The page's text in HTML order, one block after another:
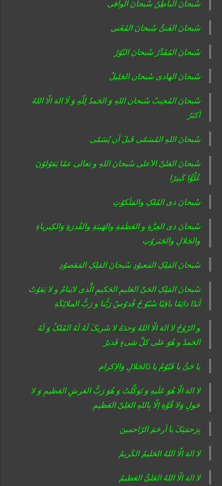
سُبحانَ الباطِنُ سُبحانَ الوافی
سُبحانَ الغَنیُّ سُبحانَ المُغَنی
سُبحانَ المُقَدِّرُ سُبحانَ النّوُرُ
سُبحانَ الهادی سُبحان الجَلیلُ
سُبحانَ المُجیبُ سُبحان اللهِ وَ الحَمدُ لِلّهِ وَ لَا الهَ الّا اللهُ
اَکبَرُ
سُبحانَ اللهِ المُسَمّی قَبلَ اَن یُسَمّی
سُبحانَ العَلیِّ الاَعلی سُبحانَ اللهِ و تعالی عمّا یَقوُلوُنَ
عُلُوًّا کَبیرًا
سُبحانَ ذی المُلکِ والمَلَکوُتِ
سُبحانَ ذی العِزَّةِ و العَظَمَةِ والهَیبَةِ والقُدرَةِ وَالکِبریاءِ
والجَلالِ والجَبَروُتِ
سُبحانَ المَلِکِ المَعبوُدِ سُبحانَ المَلِکِ المَقصوُدِ
سُبحانَ المَلِکِ الحَیِّ العَلیمِ الحَکیمِ الَّذی لایَنامُ و لا یَفوُتُ
اَبَدًا دائِمًا باقِیًا سُبّوُ حٌ قُدوُسٌ رَبُّنا و رَبُّ الملائِکَةِ
و الرّوُحُ لا الهَ الّا اللهُ وَحدَهُ لا شَریکَ لَهُ لَهُ المُلکُ وَ لَهُ
الحَمدُ و هُوَ علی کلِّ شیءٍ قَدیرٌ
یا حَیُّ یا قَیّوُمُ یا ذَالجَلالِ وَالاِکرام
لا الهَ الّا هُوَ عَلَیهِ وَ تَوَکَّلتُ وَ هُوَ رَبُّ العَرشِ العَظیمِ وَ لا
حَولِ وَلا قُوَّةِ اِلّا بِاللهِ العَلِیِّ العَظیمِ
بِرَحمَتِکَ یا اَرحَمَ الرّاحمینَ
لا الهَ الّا اللهُ الحَلیمُ الکَریمُ
لا الهَ الّا اللهُ العَلیُّ العَظیمُ